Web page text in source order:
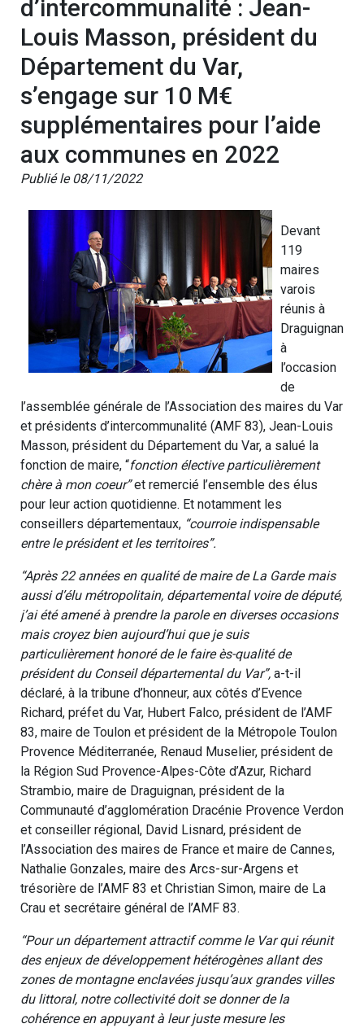
d’intercommunalité : Jean-
Louis Masson, président du
Département du Var,
s’engage sur 10 M€
supplémentaires pour l’aide
aux communes en 2022
Publié le 08/11/2022
Devant
119
maires
varois
réunis à
Draguignan
à
l’occasion
de
l’assemblée générale de l’Association des maires du Var
et présidents d’intercommunalité (AMF 83), Jean-Louis
Masson, président du Département du Var, a salué la
fonction de maire, “fonction élective particulièrement
chère à mon coeur”et remercié l’ensemble des élus
pour leur action quotidienne. Et notamment les
conseillers départementaux, “courroie indispensable
entre le président et les territoires”.
“Après 22 années en qualité de maire de La Garde mais
aussi d’élu métropolitain, départemental voire de député,
j’ai été amené à prendre la parole en diverses occasions
mais croyez bien aujourd’hui que je suis
particulièrement honoré de le faire ès-qualité de
président du Conseil départemental du Var”, a-t-il
déclaré, à la tribune d’honneur, aux côtés d’Evence
Richard, préfet du Var, Hubert Falco, président de l’AMF
83, maire de Toulon et président de la Métropole Toulon
Provence Méditerranée, Renaud Muselier, président de
la Région Sud Provence-Alpes-Côte d’Azur, Richard
Strambio, maire de Draguignan, président de la
Communauté d’agglomération Dracénie Provence Verdon
et conseiller régional, David Lisnard, président de
l’Association des maires de France et maire de Cannes,
Nathalie Gonzales, maire des Arcs-sur-Argens et
trésorière de l’AMF 83 et Christian Simon, maire de La
Crau et secrétaire général de l’AMF 83.
“Pour un département attractif comme le Var qui réunit
des enjeux de développement hétérogènes allant des
zones de montagne enclavées jusqu’aux grandes villes
du littoral, notre collectivité doit se donner de la
cohérence en appuyant à leur juste mesure les